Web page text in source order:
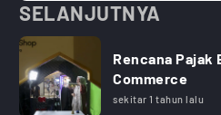
SELANJUTNYA
Rencana Pajak
Commerce
sekitar 1 tahun lalu